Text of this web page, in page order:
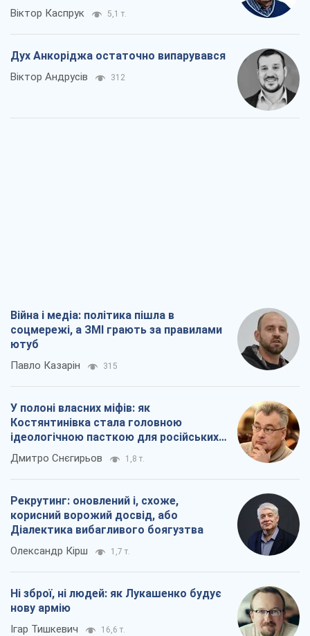
Віктор Каспрук 5,1 т.
Дух Анкоріджа остаточно випарувався
Віктор Андрусів 312
Війна і медіа: політика пішла в
соцмережі, а ЗМІ грають за правилами
ютуб
Павло Казарін 315
У полоні власних міфів: як
Костянтинівка стала головною
ідеологічною пасткою для російських
окупантів
Дмитро Снєгирьов 1,8 т.
Рекрутинг: оновлений і, схоже,
корисний ворожий досвід, або
Діалектика вибагливого боягузтва
Олександр Кірш 1,7 т.
Ні зброї, ні людей: як Лукашенко будує
нову армію
Ігар Тишкевич 16,6 т.